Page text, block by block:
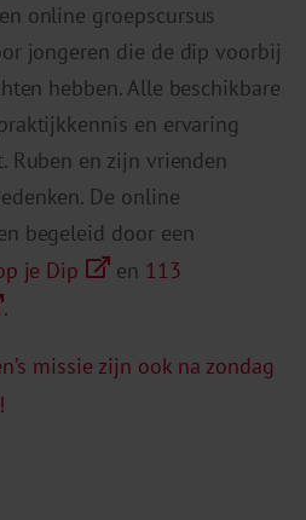
online groepscursus
jongeren die de dip voorbij
hebben. Alle beschikbare
en ervaring
Ruben en zijn vrienden
De online
begeleid door een
je Dip en 113
.
missie zijn ook na zondag